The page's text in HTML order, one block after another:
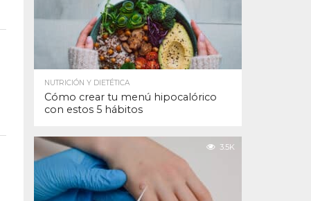
NUTRICIÓN Y DIETÉTICA
Cómo crear tu menú hipocalórico
con estos 5 hábitos
3.5K